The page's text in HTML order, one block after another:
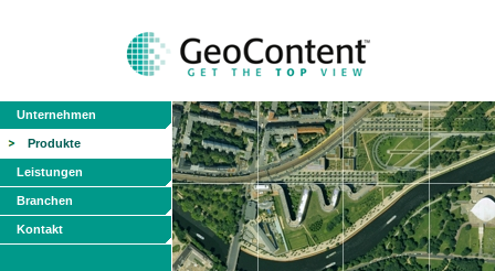
Unternehmen
Produkte
Leistungen
Branchen
Kontakt